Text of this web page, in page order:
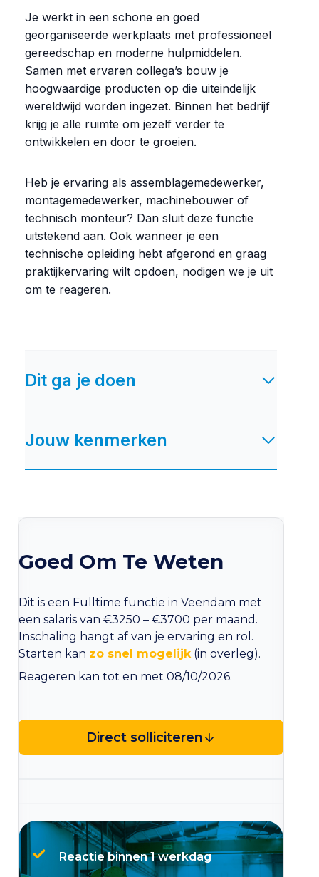
Je werkt in een schone en goed
georganiseerde werkplaats met professioneel
gereedschap en moderne hulpmiddelen.
Samen met ervaren collega’s bouw je
hoogwaardige producten op die uiteindelijk
wereldwijd worden ingezet. Binnen het bedrijf
krijg je alle ruimte om jezelf verder te
ontwikkelen en door te groeien.
Heb je ervaring als assemblagemedewerker,
montagemedewerker, machinebouwer of
technisch monteur? Dan sluit deze functie
uitstekend aan. Ook wanneer je een
technische opleiding hebt afgerond en graag
praktijkervaring wilt opdoen, nodigen we je uit
om te reageren.
Dit ga je doen
Jouw kenmerken
Goed Om Te Weten
Dit is een Fulltime functie in Veendam met
een salaris van €3250 – €3700 per maand.
Inschaling hangt af van je ervaring en rol.
Starten kan zo snel mogelijk(in overleg).
Reageren kan tot en met 08/10/2026.
Direct solliciteren
Reactie binnen 1 werkdag